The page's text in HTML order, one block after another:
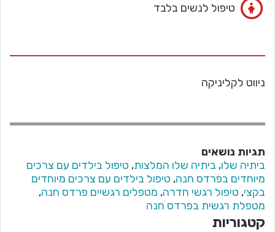
טיפול לנשים בלבד
ניווט לקליניקה
תגיות נושאים
ביתיה שלו, ביתיה שלו המלצות, טיפול בילדים עם צרכים
מיוחדים בפרדס חנה, טיפול בילדים עם צרכים מיוחדים
בקצי, טיפול רגשי חדרה, מטפלים רגשיים פרדס חנה,
מטפלת רגשית בפרדס חנה
קטגוריות